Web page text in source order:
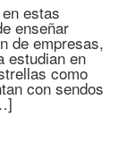
estas
enseñar
de empresas,
estudian en
como
con sendos